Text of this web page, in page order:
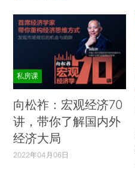
私房课
向松祚：宏观经济70
讲，带你了解国内外
经济大局
2022年04月06日